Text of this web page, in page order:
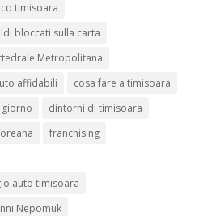
timisoara
bloccati sulla carta
Metropolitana
affidabili
cosa fare a timisoara
dintorni di timisoara
franchising
auto timisoara
Nepomuk